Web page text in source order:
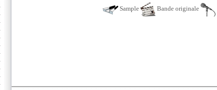
Sample Bande originale